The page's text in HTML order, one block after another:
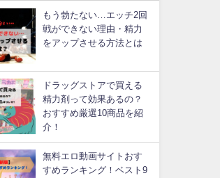
もう勃たない…エッチ2回
戦ができない理由・精力
をアップさせる方法とは
ドラッグストアで買える
精力剤って効果あるの？
おすすめ厳選10商品を紹
介！
無料エロ動画サイトおす
すめランキング！ベスト9